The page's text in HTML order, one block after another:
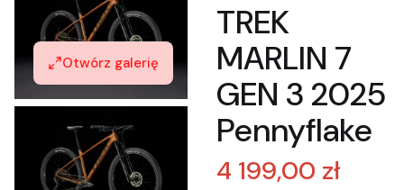
Otwórz galerię
TREK
MARLIN 7
GEN 3 2025
Pennyflake
4 199,00 zł